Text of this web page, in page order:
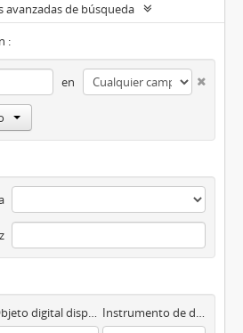
avanzadas de búsqueda
:
en
Objeto digital disponibles Instrumento de descripción